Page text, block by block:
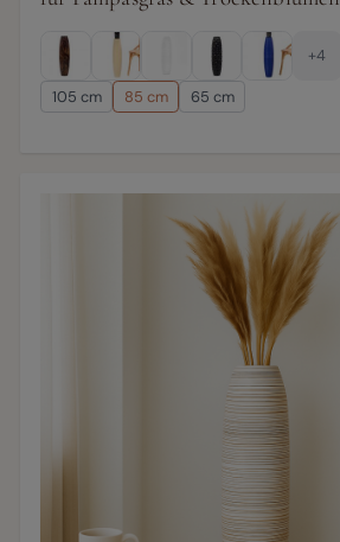
+4
105 cm 85 cm 65 cm